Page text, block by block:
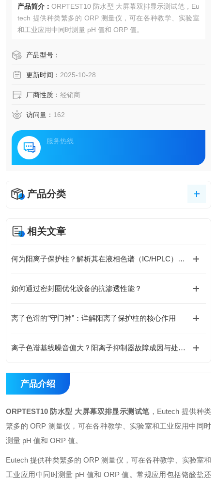
产品简介： ORPTEST10 防水型 大屏幕双排显示测试笔，Eu
tech 提供种类繁多的 ORP 测量仪，可在各种教学、实验室
和工业应用中同时测量 pH 值和 ORP 值。
产品型号：
更新时间： 2025-10-28
厂商性质： 经销商
访问量： 162
服务热线
产品分类
相关文章
何为阳离子保护柱？解析其在液相色谱（IC/HPLC）中的不可替代作用
如何通过密封圈优化设备的抗渗透性能？
离子色谱的“守门神”：详解阳离子保护柱的核心作用
离子色谱基线噪音偏大？阳离子抑制器故障成因与处理方案
产品介绍
ORPTEST10 防水型 大屏幕双排显示测试笔，Eutech 提供种类
繁多的 ORP 测量仪，可在各种教学、实验室和工业应用中同时
测量 pH 值和 ORP 值。
Eutech 提供种类繁多的 ORP 测量仪，可在各种教学、实验室和
工业应用中同时测量 pH 值和 ORP 值。常规应用包括铬酸盐还